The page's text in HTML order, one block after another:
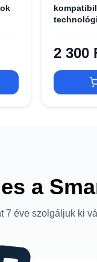
2 300
a
7 éve szolgáljuk ki